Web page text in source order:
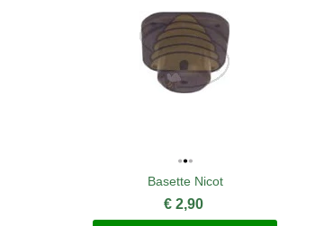
Basette Nicot
€ 2,90